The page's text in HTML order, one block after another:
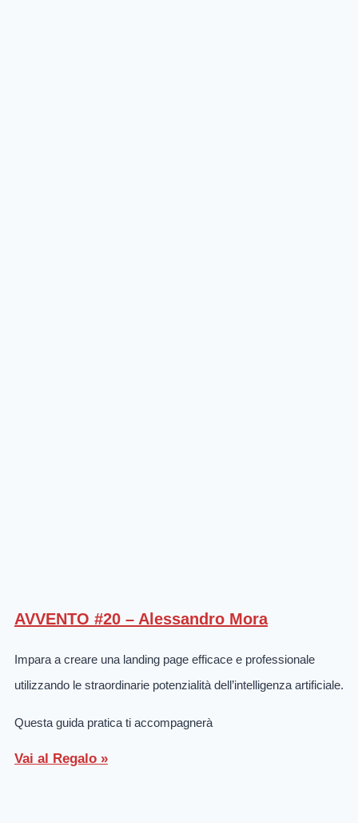
AVVENTO #20 – Alessandro Mora
Impara a creare una landing page efficace e professionale
utilizzando le straordinarie potenzialità dell’intelligenza artificiale.
Questa guida pratica ti accompagnerà
Vai al Regalo »